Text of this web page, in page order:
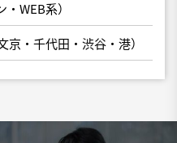
WEB系）
・千代田・渋谷・港）